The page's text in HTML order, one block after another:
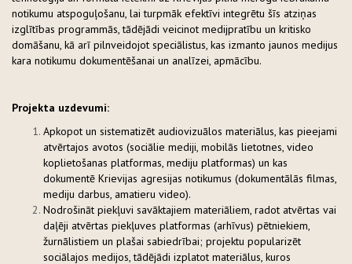
notikumu atspoguļošanu, lai turpmāk efektīvi integrētu šīs atziņas
izglītības programmās, tādējādi veicinot medijpratību un kritisko
domāšanu, kā arī pilnveidojot speciālistus, kas izmanto jaunos medijus
kara notikumu dokumentēšanai un analīzei, apmācību.
Projekta uzdevumi:
Apkopot un sistematizēt audiovizuālos materiālus, kas pieejami
atvērtajos avotos (sociālie mediji, mobilās lietotnes, video
koplietošanas platformas, mediju platformas) un kas
dokumentē Krievijas agresijas notikumus (dokumentālās filmas,
mediju darbus, amatieru video).
Nodrošināt piekļuvi savāktajiem materiāliem, radot atvērtas vai
daļēji atvērtas piekļuves platformas (arhīvus) pētniekiem,
žurnālistiem un plašai sabiedrībai; projektu popularizēt
sociālajos medijos, tādējādi izplatot materiālus, kuros